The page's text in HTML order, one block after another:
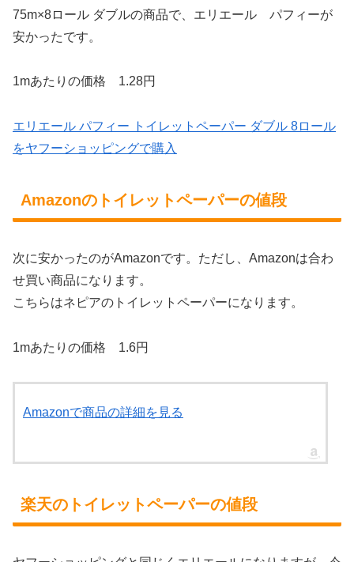
75m×8ロール ダブルの商品で、エリエール パフィーが
安かったです。
1mあたりの価格 1.28円
エリエール パフィー トイレットペーパー ダブル 8ロール
をヤフーショッピングで購入
Amazonのトイレットペーパーの値段
次に安かったのがAmazonです。ただし、Amazonは合わ
せ買い商品になります。
こちらはネピアのトイレットペーパーになります。
1mあたりの価格 1.6円
Amazonで商品の詳細を見る
楽天のトイレットペーパーの値段